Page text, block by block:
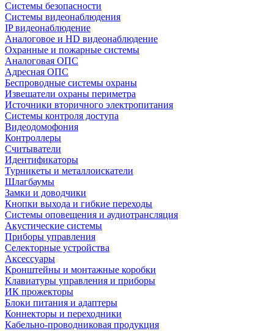
Системы безопасности
Системы видеонаблюдения
IP видеонаблюдение
Аналоговое и HD видеонаблюдение
Охранные и пожарные системы
Аналоговая ОПС
Адресная ОПС
Беспроводные системы охраны
Извещатели охраны периметра
Источники вторичного электропитания
Системы контроля доступа
Видеодомофония
Контроллеры
Считыватели
Идентификаторы
Турникеты и металлоискатели
Шлагбаумы
Замки и доводчики
Кнопки выхода и гибкие переходы
Системы оповещения и аудиотрансляция
Акустические системы
Приборы управления
Селекторные устройства
Аксессуары
Кронштейны и монтажные коробки
Клавиатуры управления и приборы
ИК прожекторы
Блоки питания и адаптеры
Коннекторы и переходники
Кабельно-проводниковая продукция